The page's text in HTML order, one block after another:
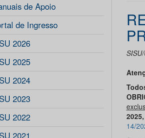
de Apoio
de Ingresso
2026
2025
2024
2023
2022
2021
2025,
14/